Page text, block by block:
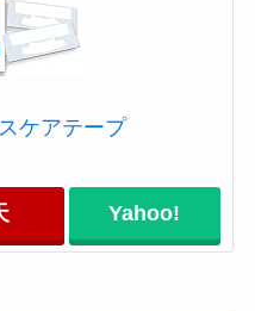
ケアテープ
Yahoo!